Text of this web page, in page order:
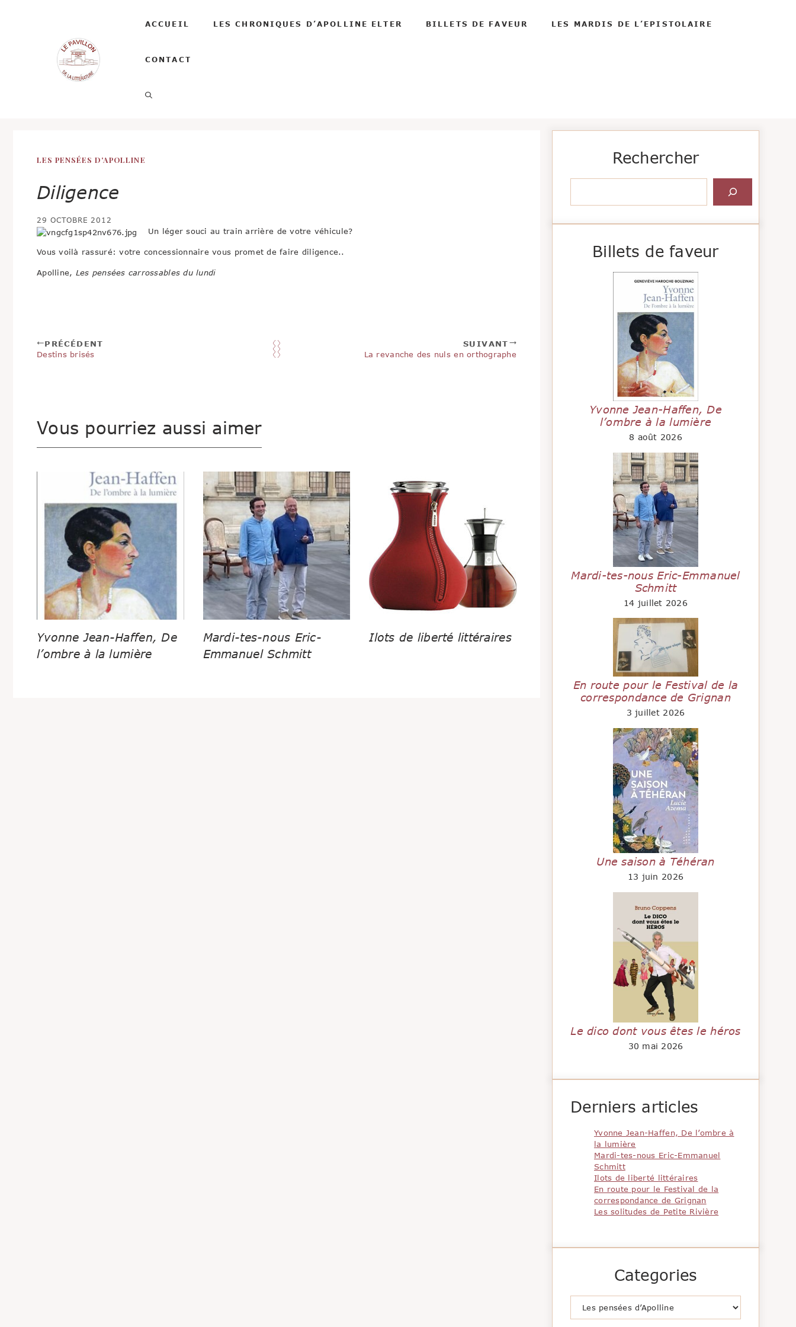
ACCUEIL LES CHRONIQUES D’APOLLINE ELTER BILLETS DE FAVEUR LES MARDIS DE L’EPISTOLAIRE
CONTACT
LES PENSÉES D'APOLLINE
Diligence
29 OCTOBRE 2012
Un léger souci au train arrière de votre véhicule?
Vous voilà rassuré: votre concessionnaire vous promet de faire diligence..
Apolline, Les pensées carrossables du lundi
PRÉCÉDENT
Destins brisés
SUIVANT
La revanche des nuls en orthographe
Vous pourriez aussi aimer
Yvonne Jean-Haffen, De
l’ombre à la lumière
Mardi-tes-nous Eric-
Emmanuel Schmitt
Ilots de liberté littéraires
Rechercher
Billets de faveur
Yvonne Jean-Haffen, De
l’ombre à la lumière
8 août 2026
Mardi-tes-nous Eric-Emmanuel
Schmitt
14 juillet 2026
En route pour le Festival de la
correspondance de Grignan
3 juillet 2026
Une saison à Téhéran
13 juin 2026
Le dico dont vous êtes le héros
30 mai 2026
Derniers articles
Yvonne Jean-Haffen, De l’ombre à
la lumière
Mardi-tes-nous Eric-Emmanuel
Schmitt
Ilots de liberté littéraires
En route pour le Festival de la
correspondance de Grignan
Les solitudes de Petite Rivière
Categories